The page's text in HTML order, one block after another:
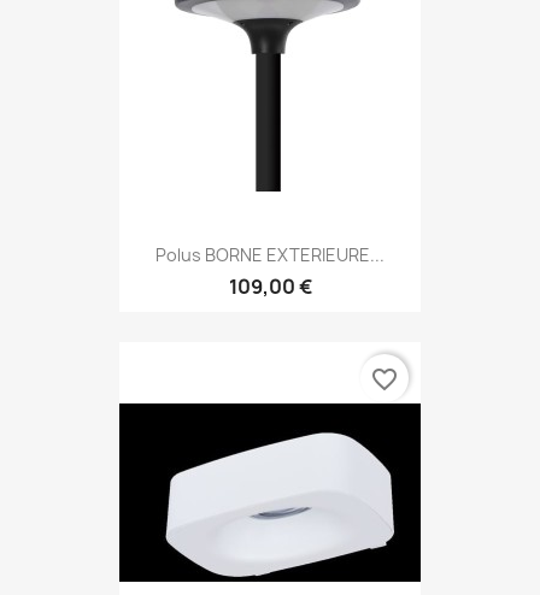
Polus BORNE EXTERIEURE...
109,00 €
favorite_border